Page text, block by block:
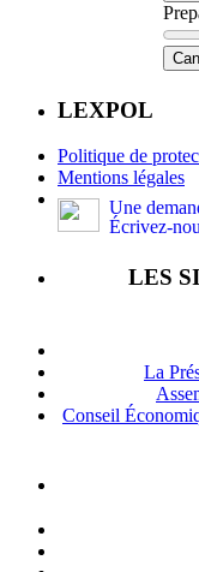
LEXPOL
Politique de
Mentions légales
Une
Écrivez-
LES
La
Conseil